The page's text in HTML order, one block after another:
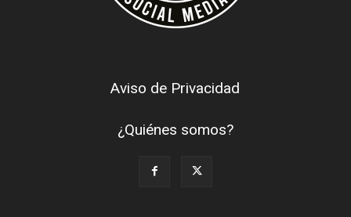
Aviso de Privacidad
¿Quiénes somos?